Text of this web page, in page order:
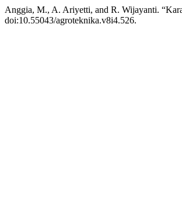
Anggia, M., A. Ariyetti, and R. Wijayanti.
doi:10.55043/agroteknika.v8i4.526.